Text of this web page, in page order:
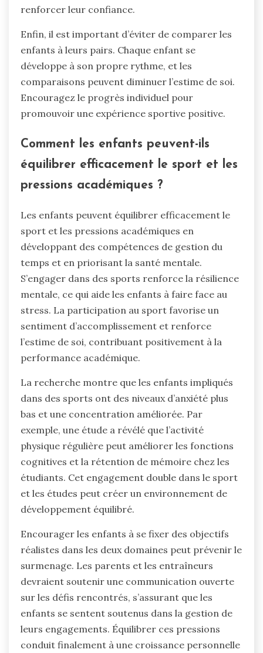
renforcer leur confiance.
Enfin, il est important d’éviter de comparer les
enfants à leurs pairs. Chaque enfant se
développe à son propre rythme, et les
comparaisons peuvent diminuer l’estime de soi.
Encouragez le progrès individuel pour
promouvoir une expérience sportive positive.
Comment les enfants peuvent-ils
équilibrer efficacement le sport et les
pressions académiques ?
Les enfants peuvent équilibrer efficacement le
sport et les pressions académiques en
développant des compétences de gestion du
temps et en priorisant la santé mentale.
S’engager dans des sports renforce la résilience
mentale, ce qui aide les enfants à faire face au
stress. La participation au sport favorise un
sentiment d’accomplissement et renforce
l’estime de soi, contribuant positivement à la
performance académique.
La recherche montre que les enfants impliqués
dans des sports ont des niveaux d’anxiété plus
bas et une concentration améliorée. Par
exemple, une étude a révélé que l’activité
physique régulière peut améliorer les fonctions
cognitives et la rétention de mémoire chez les
étudiants. Cet engagement double dans le sport
et les études peut créer un environnement de
développement équilibré.
Encourager les enfants à se fixer des objectifs
réalistes dans les deux domaines peut prévenir le
surmenage. Les parents et les entraîneurs
devraient soutenir une communication ouverte
sur les défis rencontrés, s’assurant que les
enfants se sentent soutenus dans la gestion de
leurs engagements. Équilibrer ces pressions
conduit finalement à une croissance personnelle